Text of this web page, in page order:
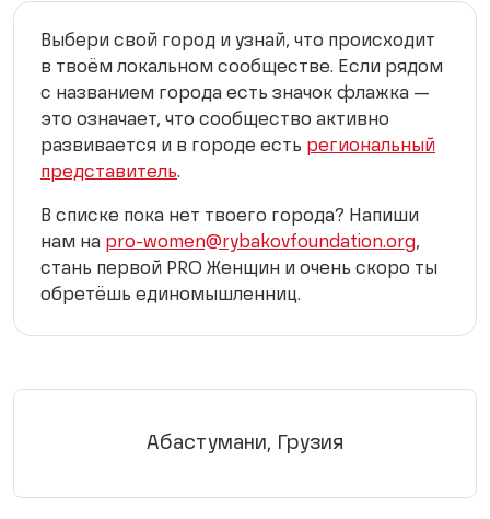
Выбери свой город и узнай, что происходит
в твоём локальном сообществе. Если рядом
с названием города есть значок флажка —
это означает, что сообщество активно
развивается и в городе есть региональный
представитель.
В списке пока нет твоего города? Напиши
нам на pro-women@rybakovfoundation.org,
стань первой PRO Женщин и очень скоро ты
обретёшь единомышленниц.
Абастумани, Грузия